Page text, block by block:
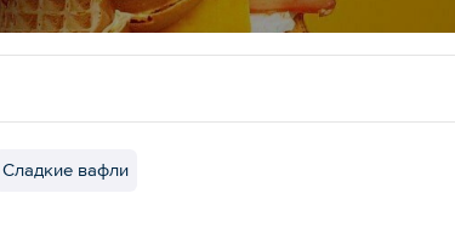
Сладкие вафли